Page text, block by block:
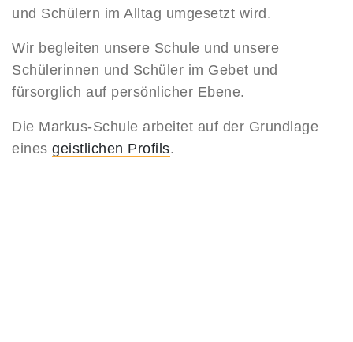
und Schülern im Alltag umgesetzt wird.
Wir begleiten unsere Schule und unsere
Schülerinnen und Schüler im Gebet und
fürsorglich auf persönlicher Ebene.
Die Markus-Schule arbeitet auf der Grundlage
eines geistlichen Profils.